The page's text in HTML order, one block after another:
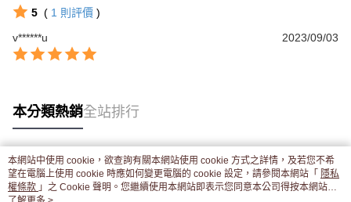
5 ( 1 則評價 )
v******u
2023/09/03
本分類熱銷全站排行
熱門標籤
本網站中使用 cookie，欲查詢有關本網站使用 cookie 方式之詳情，及若您不希
望在電腦上使用 cookie 時應如何變更電腦的 cookie 設定，請參閱本網站「 隱私
權條款 」之 Cookie 聲明。您繼續使用本網站即表示您同意本公司得按本網站使